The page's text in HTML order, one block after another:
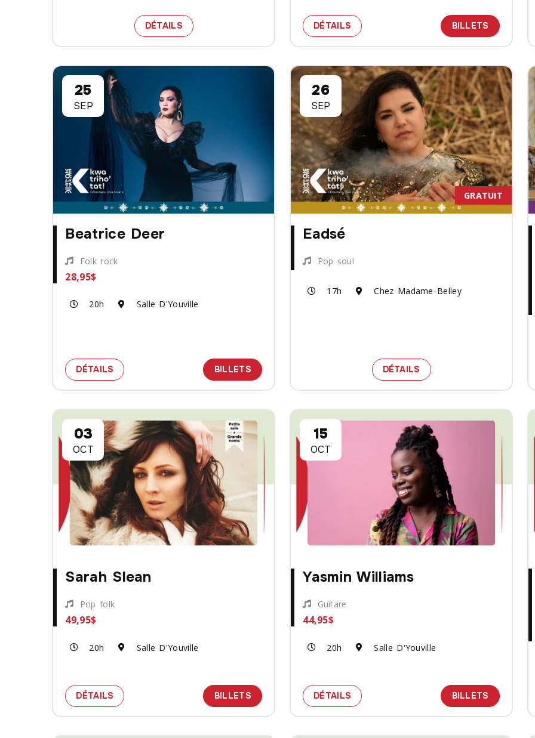
DÉTAILSSPECTACLE SANDRINE MASSEDÉTAILS SPECTACLE SHAUIT AVEC INVITÉ
BILLETS DES
25
SEP
Beatrice Deer
Folk rock
28,95$
20h Salle D'Youville
DÉTAILS SPECTACLE BEATRICE DEER
BILLETSDES BILLETS POUR LE SPECTACLE BEATRICE DEER
26
SEP
GRATUIT
Eadsé
Pop soul
17h Chez Madame Belley
DÉTAILS SPECTACLE EADSÉ
03
OCT
Sarah Slean
Pop folk
49,95$
20h Salle D'Youville
DÉTAILS SPECTACLE SARAH SLEANBILLETSDES BILLETS POUR LE SPECTACLE SARAH SLEAN
15
OCT
Yasmin Williams
Guitare
44,95$
20h Salle D'Youville
DÉTAILS SPECTACLE YASMIN WILLIAMS
BILLETS DES